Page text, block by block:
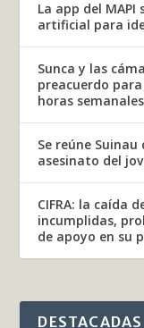
La app del
artificial para
Sunca y las
preacuerdo
horas
Se reúne
asesinato del
CIFRA: la caída
incumplidas,
de apoyo en su
DESTACADAS